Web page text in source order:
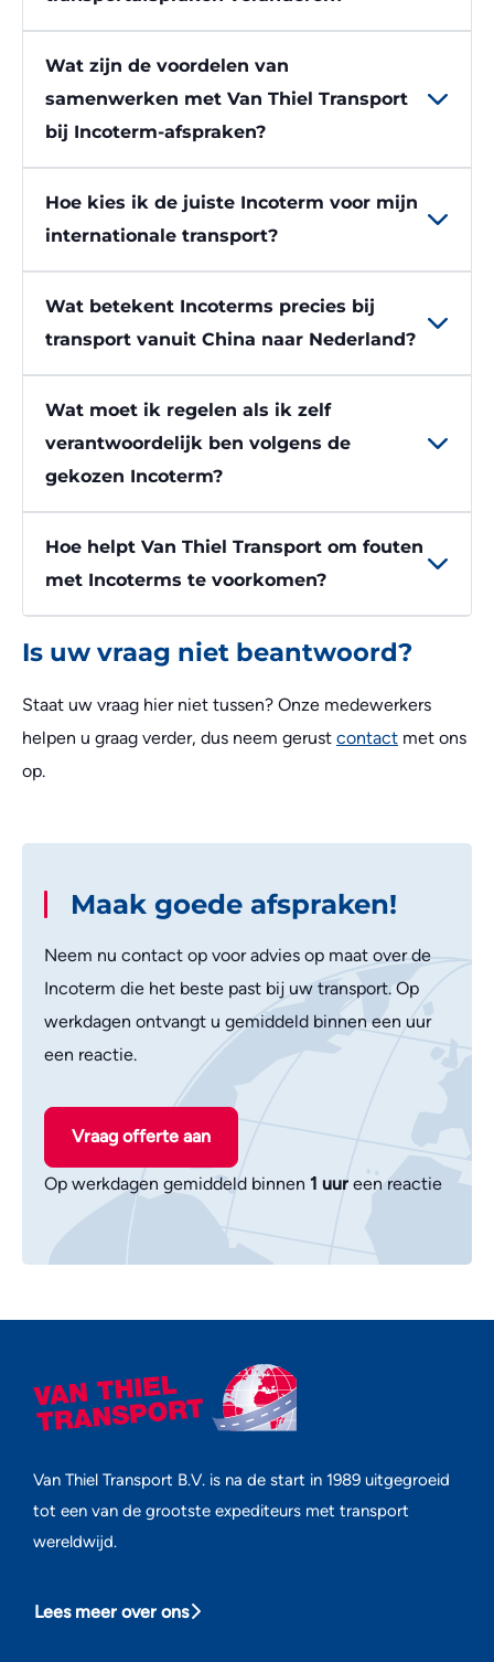
Wat zijn de voordelen van
samenwerken met Van Thiel Transport
bij Incoterm-afspraken?
Hoe kies ik de juiste Incoterm voor mijn
internationale transport?
Wat betekent Incoterms precies bij
transport vanuit China naar Nederland?
Wat moet ik regelen als ik zelf
verantwoordelijk ben volgens de
gekozen Incoterm?
Hoe helpt Van Thiel Transport om fouten
met Incoterms te voorkomen?
Is uw vraag niet beantwoord?
Staat uw vraag hier niet tussen? Onze medewerkers
helpen u graag verder, dus neem gerust contact met ons
op.
Maak goede afspraken!
Neem nu contact op voor advies op maat over de
Incoterm die het beste past bij uw transport. Op
werkdagen ontvangt u gemiddeld binnen een uur
een reactie.
Vraag offerte aan
Op werkdagen gemiddeld binnen 1 uur een reactie
Van Thiel Transport B.V. is na de start in 1989 uitgegroeid
tot een van de grootste expediteurs met transport
wereldwijd.
Lees meer over ons